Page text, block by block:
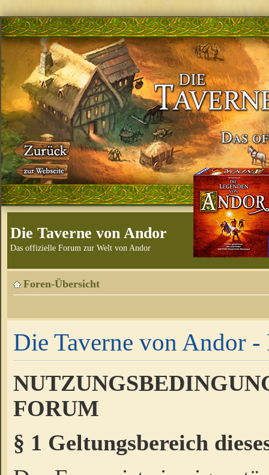
Die Taverne von Andor
Das offizielle Forum zur Welt von Andor
Foren-Übersicht
Die Taverne von Andor -
FORUM
§ 1 Geltungsbereich